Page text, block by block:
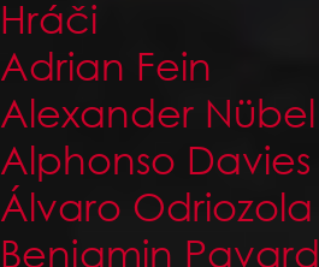
Hráči
Adrian Fein
Alexander Nübel
Alphonso Davies
Álvaro Odriozola
Benjamin Pavard